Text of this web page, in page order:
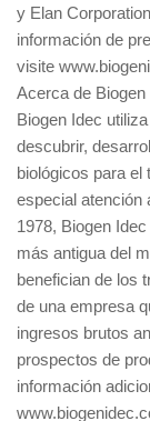
y Elan
información de
visite
Acerca de Biogen
Biogen Idec
descubrir,
biológicos para el
especial atención
1978, Biogen
más antigua del
benefician de los
de una empresa
ingresos brutos
prospectos de
información